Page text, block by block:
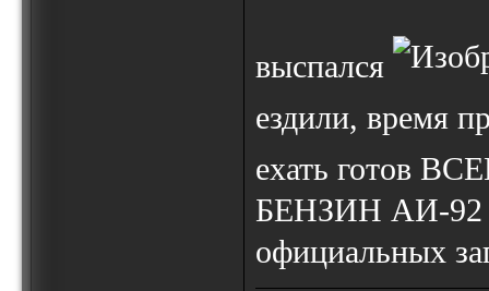
выспался
ездили, время
ехать готов
БЕНЗИН АИ-92
официальных